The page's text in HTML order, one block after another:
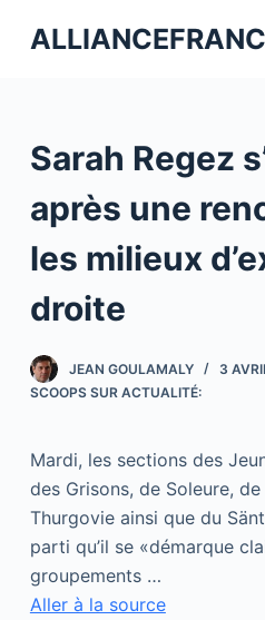
a
n
e
n
Sarah Regez
après une
les milieux
droite
JEAN GOULAMALY
3
SCOOPS SUR ACTUALITÉ:
Mardi, les sections des
des Grisons, de Soleure,
Thurgovie ainsi que du
parti qu’il se «démarque
groupements …
Aller à la source